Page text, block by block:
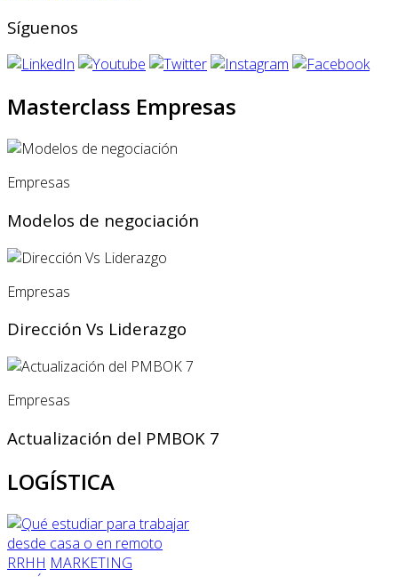
Síguenos
Masterclass Empresas
Empresas
Modelos de negociación
Empresas
Dirección Vs Liderazgo
Empresas
Actualización del PMBOK 7
LOGÍSTICA
RRHH MARKETING